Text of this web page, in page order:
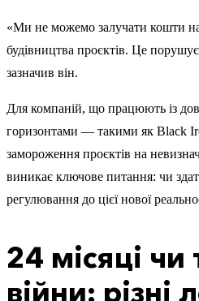
«Ми не можемо залучати кошти
будівництва проєктів. Це
зазначив він.
Для компаній, що працюють із
горизонтами — такими як Black
замороження проєктів на
виникає ключове питання: чи
регулювання до цієї нової
24 місяці чи
війни: різні